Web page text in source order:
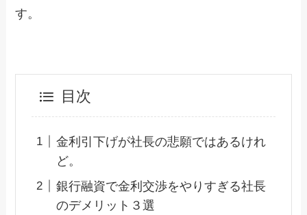
す。
目次
金利引下げが社長の悲願ではあるけれ
ど。
銀行融資で金利交渉をやりすぎる社長
のデメリット３選